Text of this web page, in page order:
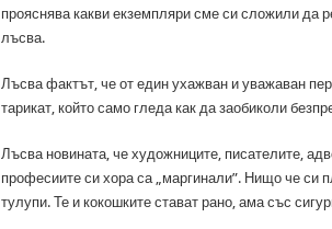
прояснява какви екземпляри сме си сложили да
лъсва.
Лъсва фактът, че от един ухажван и уважаван
тарикат, който само гледа как да заобиколи
Лъсва новината, че художниците, писателите,
професиите си хора са „маргинали”. Нищо че си
тулупи. Те и кокошките стават рано, ама със